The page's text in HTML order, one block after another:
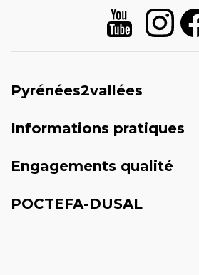
Pyrénées2vallées
Informations pratiques
Engagements qualité
POCTEFA-DUSAL